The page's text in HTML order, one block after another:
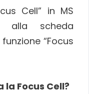
Cell” in MS
alla scheda
“Focus
la Focus Cell?